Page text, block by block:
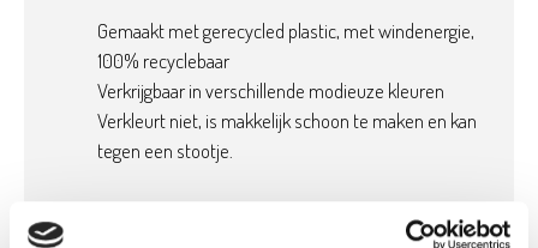
Gemaakt met gerecycled plastic, met windenergie,
100% recyclebaar
Verkrijgbaar in verschillende modieuze kleuren
Verkleurt niet, is makkelijk schoon te maken en kan
tegen een stootje.